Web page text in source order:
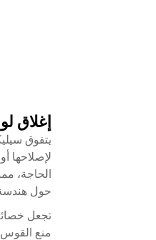
إغلاق
الحاجة،
حول هندسة
منع القوس